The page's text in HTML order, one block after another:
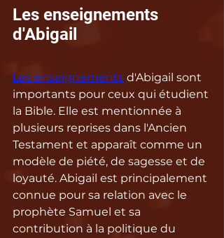
Les enseignements
d'Abigail
Les enseignements d'Abigail sont
importants pour ceux qui étudient
la Bible. Elle est mentionnée à
plusieurs reprises dans l'Ancien
Testament et apparaît comme un
modèle de piété, de sagesse et de
loyauté. Abigail est principalement
connue pour sa relation avec le
prophète Samuel et sa
contribution à la politique du